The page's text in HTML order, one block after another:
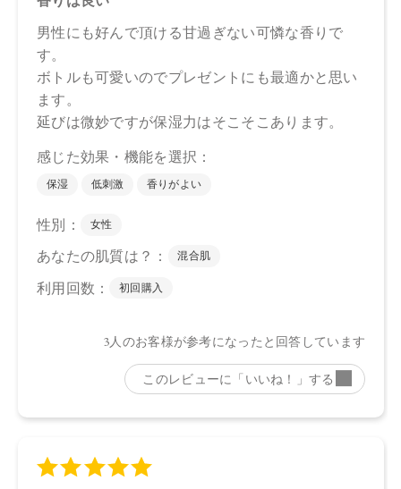
※通常はご注文より１～３営業日での発送となります。
商品によっては、お届けまで１～２週間かかる場合がござい
ますので予めご了承ください。
●パッケージはリニューアル等の理由により、写真と異なる場
合がございます。
●パッケージのリニューアル等の理由により、成分・処方が記
●予告なくパッケージ仕様が変更になる場合がございます。